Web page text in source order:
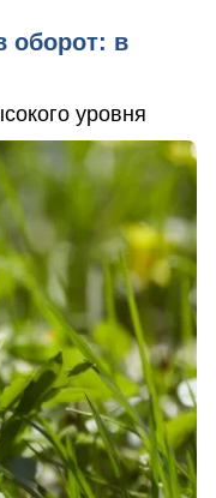
оборот: в
уровня